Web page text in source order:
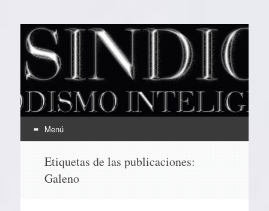
EL SINDICAL
Periodismo Inteligente
Menú
contenido
Etiquetas de las publicaciones:
Galeno